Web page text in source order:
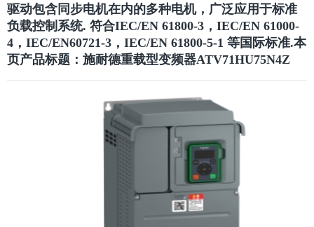
驱动包含同步电机在内的多种电机，广泛应用于标准
负载控制系统. 符合IEC/EN 61800-3，IEC/EN 61000-
4，IEC/EN60721-3，IEC/EN 61800-5-1 等国际标准.本
页产品标题：施耐德重载型变频器ATV71HU75N4Z